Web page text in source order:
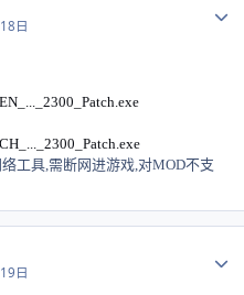
日
工具,需断网进游戏,对MOD不支
日